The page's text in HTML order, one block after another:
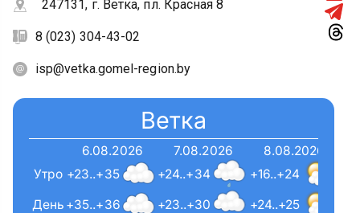
247131, г. Ветка, пл. Красная 8
8 (023) 304-43-02
isp@vetka.gomel-region.by
Ветка
6.08.2026
+23..+35
+35..+36
7.08.2026
+24..+34
+23..+30
8.08.2026
+16..+24
+24..+25
День
Утро